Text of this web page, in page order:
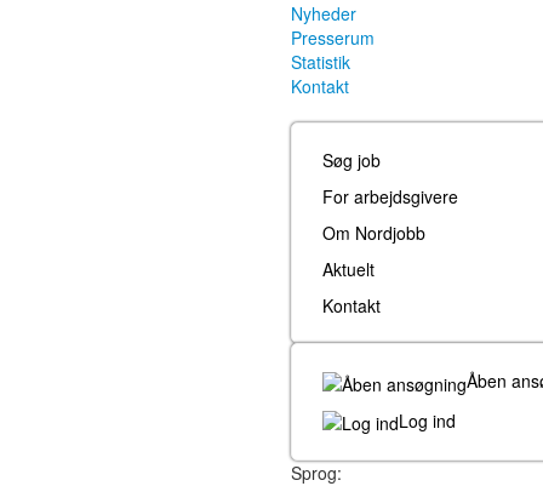
Nyheder
Presserum
Statistik
Kontakt
Søg job
For arbejdsgivere
Om Nordjobb
Aktuelt
Kontakt
Åben
Log ind
Sprog: